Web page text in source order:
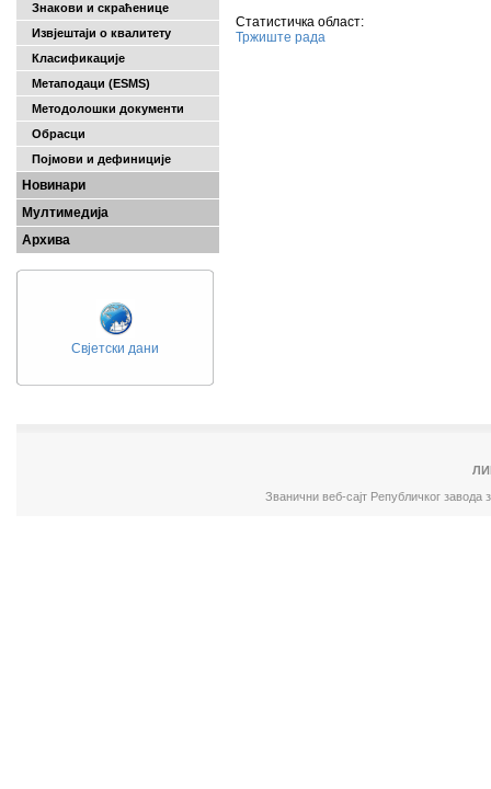
Знакови и скраћенице
Извјештаји о квалитету
Класификације
Метаподаци (ESMS)
Методолошки документи
Обрасци
Појмови и дефиниције
Новинари
Мултимедија
Архива
Свјетски дани
Статистичка област:
Тржиште рада
Званични веб-сајт Републичког